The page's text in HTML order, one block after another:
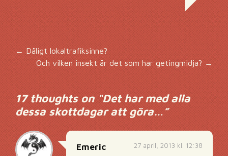
Inläggsnavigering
← Dåligt lokaltrafiksinne?
Och vilken insekt är det som har getingmidja?→
17 thoughts on “Det har med alla
dessa skottdagar att göra…”
27 april, 2013 kl. 12:38
Emeric